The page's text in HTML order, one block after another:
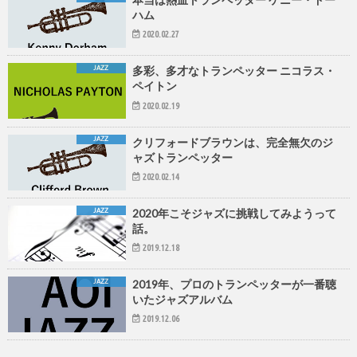
ハム
2020.02.27
JAZZ
多彩、多才なトランペッター ニコラス・
ペイトン
2020.02.19
JAZZ
クリフォードブラウンは、完全無欠のジ
ャズトランペッター
2020.02.14
JAZZ
2020年こそジャズに挑戦してみようって
話。
2019.12.18
JAZZ
2019年、プロのトランペッターが一番聴
いたジャズアルバム
2019.12.06